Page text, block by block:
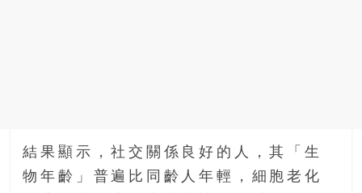
結果顯示，社交關係良好的人，其「生
物年齡」普遍比同齡人年輕，細胞老化